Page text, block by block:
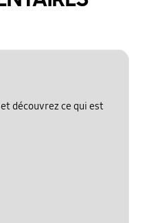
découvrez ce qui est